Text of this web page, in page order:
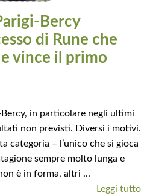
Bercy
di Rune che
vince il primo
in particolare negli ultimi
non previsti. Diversi i motivi.
categoria – l’unico che si gioca
sempre molto lunga e
è in forma, altri ...
Leggi tutto